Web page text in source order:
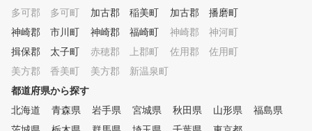
多可郡 多可町
加古郡 稲美町
加古郡 播磨町
神崎郡 市川町
神崎郡 福崎町
神崎郡 神河町
揖保郡 太子町
赤穂郡 上郡町
佐用郡 佐用町
美方郡 香美町
美方郡 新温泉町
都道府県から探す
北海道
青森県 岩手県 宮城県 秋田県 山形県
福島県